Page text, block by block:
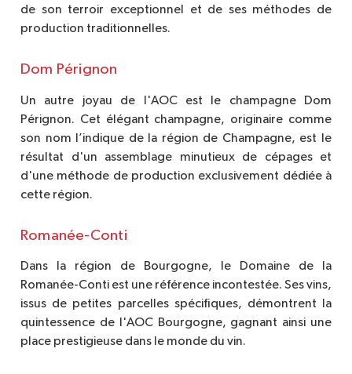
de son terroir exceptionnel et de ses méthodes de
production traditionnelles.
Dom Pérignon
Un autre joyau de l'AOC est le champagne Dom
Pérignon. Cet élégant champagne, originaire comme
son nom l’indique de la région de Champagne, est le
résultat d'un assemblage minutieux de cépages et
d'une méthode de production exclusivement dédiée à
cette région.
Romanée-Conti
Dans la région de Bourgogne, le Domaine de la
Romanée-Conti est une référence incontestée. Ses vins,
issus de petites parcelles spécifiques, démontrent la
quintessence de l'AOC Bourgogne, gagnant ainsi une
place prestigieuse dans le monde du vin.